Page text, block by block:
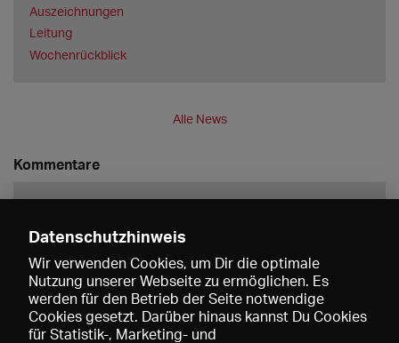
Auszeichnungen
Leitung
Wochenrückblick
Alle News
Kommentare
Speichern
Datenschutzhinweis
Wir verwenden Cookies, um Dir die optimale
Nutzung unserer Webseite zu ermöglichen. Es
werden für den Betrieb der Seite notwendige
Cookies gesetzt. Darüber hinaus kannst Du Cookies
für Statistik-, Marketing- und